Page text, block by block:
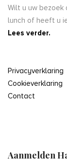
Wilt u uw bezoek
lunch of heeft u
Lees verder.
Privacyverklaring
Cookieverklaring
Contact
Aanmelden